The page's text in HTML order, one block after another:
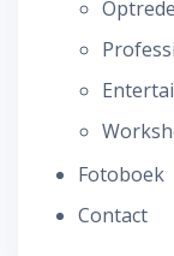
Fotoboek
Contact